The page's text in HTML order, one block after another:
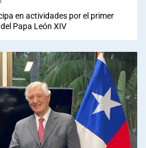
en actividades por el primer
Papa León XIV